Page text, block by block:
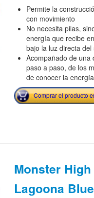
Permite la
con movimiento
No necesita pilas,
energía que recibe
bajo la luz directa del
Acompañado de una
paso a paso, de los
de conocer la
Comprar el producto
Monster
Lagoona